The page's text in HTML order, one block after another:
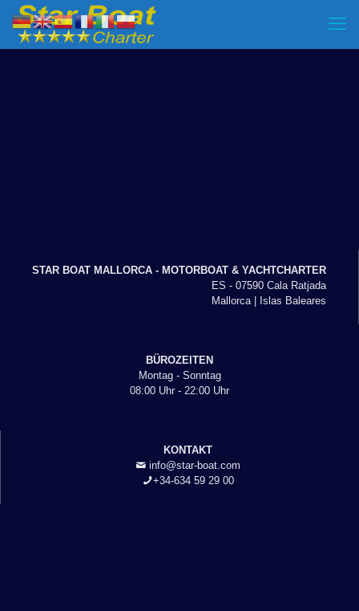
STAR BOAT MALLORCA - MOTORBOAT & YACHTCHARTER
ES - 07590 Cala Ratjada
Mallorca | Islas Baleares
BÜROZEITEN
Montag - Sonntag
08:00 Uhr - 22:00 Uhr
KONTAKT
info@star-boat.com
+34-634 59 29 00